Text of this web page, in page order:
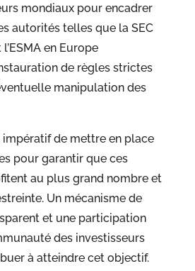
mondiaux pour encadrer
autorités telles que la SEC
en Europe
de règles strictes
manipulation des
impératif de mettre en place
pour garantir que ces
au plus grand nombre et
Un mécanisme de
et une participation
des investisseurs
à atteindre cet objectif.